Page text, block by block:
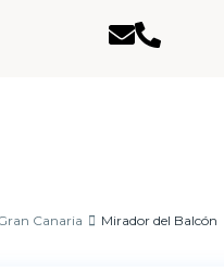
Canaria Mirador del Balcón